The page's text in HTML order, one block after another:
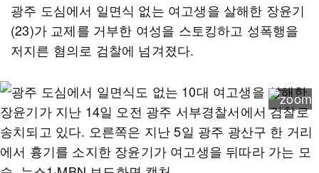
광주 도심에서 일면식 없는 여고생을 살해한 장윤기
(23)가 교제를 거부한 여성을 스토킹하고 성폭행을
저지른 혐의로 검찰에 넘겨졌다.